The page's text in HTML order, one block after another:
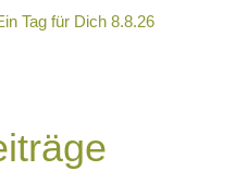
Tag für Dich 8.8.26